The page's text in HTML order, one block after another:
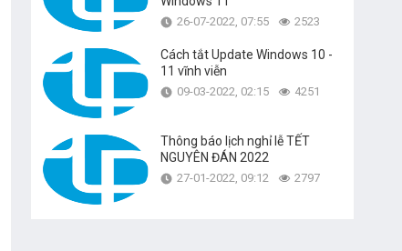
26-07-2022, 07:55 2523
Cách tắt Update Windows 10 -
11 vĩnh viễn
09-03-2022, 02:15 4251
Thông báo lịch nghỉ lễ TẾT
NGUYÊN ĐÁN 2022
27-01-2022, 09:12 2797